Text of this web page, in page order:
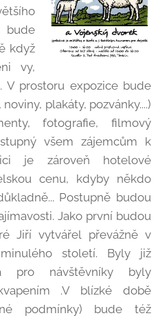
bude
když
vy,
prostoru expozice bude
plakáty, pozvánky....)
fotografie, filmový
všem zájemcům k
je zároveň hotelové
cenu, kdyby někdo
Postupně budou
Jako první budou
Jiří vytvářel převážně v
století. Byly již
pro návštěvníky byly
.V blízké době
podmínky) bude též